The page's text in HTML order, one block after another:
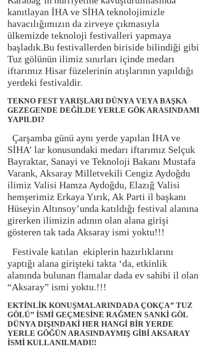
kanıtlayan İHA ve SİHA teknolojimizle
havacılığımızın da zirveye çıkmasıyla
ülkemizde teknoloji festivalleri yapmaya
başladık.Bu festivallerden biriside bilindiği gibi
Tuz gölünün ilimiz sınırları içinde medarı
iftarımız Hisar füzelerinin atışlarının yapıldığı
yerdeki festivaldir.
TEKNO FEST YARIŞLARI DÜNYA VEYA BAŞKA
GEZEGENDE DEĞİLDE YERLE GÖK ARASINDAMI
YAPILDI?
Çarşamba günü aynı yerde yapılan İHA ve
SİHA’ lar konusundaki medarı iftarımız Selçuk
Bayraktar, Sanayi ve Teknoloji Bakanı Mustafa
Varank, Aksaray Milletvekili Cengiz Aydoğdu
ilimiz Valisi Hamza Aydoğdu, Elazığ Valisi
hemşerimiz Erkaya Yırık, Ak Parti il başkanı
Hüseyin Altınsoy’unda katıldığı festival alanına
girerken ilimizin adının olan alana girişi
gösteren tak tada Aksaray ismi yoktu!!!
Festivale katılan ekiplerin hazırlıklarını
yaptığı alana girişteki takta ‘da, etkinlik
alanında bulunan flamalar dada ev sahibi il olan
“Aksaray” ismi yoktu.!!!
EKTİNLİK KONUŞMALARINDADA ÇOKÇA” TUZ
GÖLÜ” İSMİ GEÇMESİNE RAĞMEN SANKİ GÖL
DÜNYA DIŞINDAKİ HER HANGİ BİR YERDE
YERLE GÖĞÜN ARASINDAYMIŞ GİBİ AKSARAY
İSMİ KULLANILMADI!!